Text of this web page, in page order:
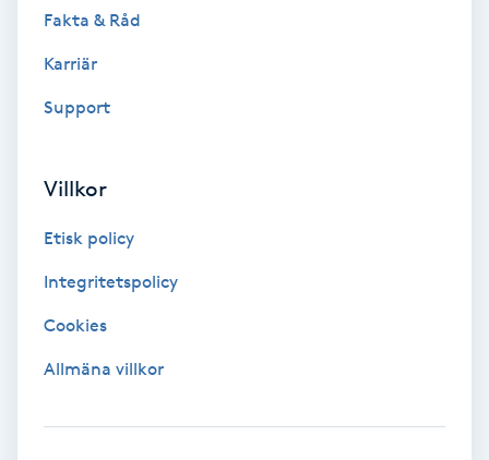
Fotvård
Fransar
Fransborttagning
Fransfärgning
Fransförlängning
Fransförlängning Megavolym
Fakta & Råd
Karriär
Support
Villkor
Etisk policy
Integritetspolicy
Cookies
Allmäna villkor